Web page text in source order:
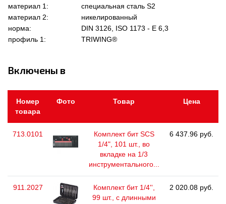
материал 1:
специальная сталь S2
материал 2:
никелированный
норма:
DIN 3126, ISO 1173 - E 6,3
профиль 1:
TRIWING®
Включены в
Номер
товара
Фото Товар Цена
713.0101
Комплект бит SCS
1/4", 101 шт., во
вкладке на 1/3
инструментального...
6 437.96 руб.
911.2027
Комплект бит 1/4'',
99 шт., с длинными
2 020.08 руб.